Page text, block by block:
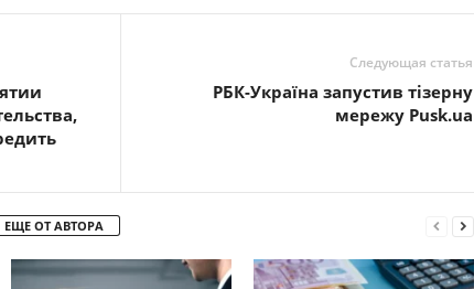
Следующая статья
РБК-Україна запустив тізерну
мережу Pusk.ua
ЕЩЕ ОТ АВТОРА